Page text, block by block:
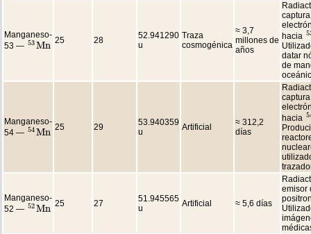
Manganeso-
53 — 53Mn
53Mn
25 28
52.941290
u
Traza
cosmogénica
≈ 3,7
millones de
años
captura
hacia
datar
de
Manganeso-
54 — 54Mn
54Mn
25 29
53.940359
u
Artificial
≈ 312,2
días
captura
hacia
Manganeso-
52 — 52Mn
52Mn
25 27
51.945565
u
Artificial ≈ 5,6 días
emisor